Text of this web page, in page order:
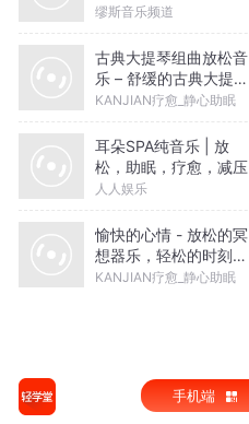
缪斯音乐频道
古典大提琴组曲放松音
乐 – 舒缓的古典大提琴
与自然声音，环境音乐
KANJIAN疗愈_静心助眠
耳朵SPA纯音乐 | 放
松，助眠，疗愈，减压
人人娱乐
愉快的心情 - 放松的冥
想器乐，轻松的时刻，
ZEN 花园，新世纪音乐
KANJIAN疗愈_静心助眠
手机端